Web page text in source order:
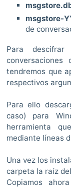
msgstore-
de
Para
conversaciones
tendremos que
respectivos
Para ello
caso) para
herramienta
mediante líneas
Una vez los
carpeta la raíz
Copiamos